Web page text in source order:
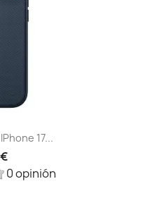
17...
0 opinión